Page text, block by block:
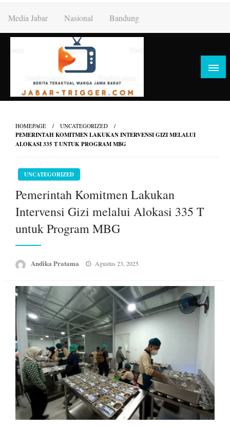
content
Media Jabar Nasional Bandung
HOMEPAGE UNCATEGORIZED
PEMERINTAH KOMITMEN LAKUKAN INTERVENSI GIZI MELALUI
ALOKASI 335 T UNTUK PROGRAM MBG
UNCATEGORIZED
Pemerintah Komitmen Lakukan
Intervensi Gizi melalui Alokasi 335 T
untuk Program MBG
Andika Pratama
Posted
Agustus 23, 2025